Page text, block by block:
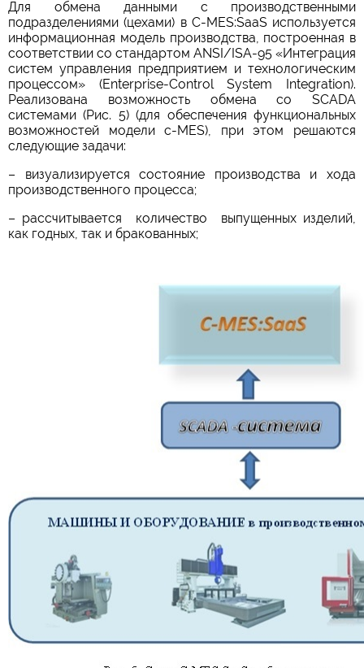
Для обмена данными с производственными
подразделениями (цехами) в C-MES:SaaS используется
информационная модель производства, построенная в
соответствии со стандартом ANSI/ISA-95 «Интеграция
систем управления предприятием и технологическим
процессом» (Enterprise-Control System Integration).
Реализована возможность обмена со SCADA
системами (Рис. 5) (для обеспечения функциональных
возможностей модели c-MES), при этом решаются
следующие задачи:
– визуализируется состояние производства и хода
производственного процесса;
– рассчитывается количество выпущенных изделий,
как годных, так и бракованных;